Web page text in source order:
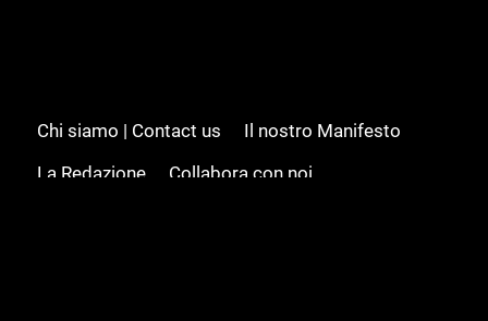
Chi siamo | Contact us
Il nostro Manifesto
La Redazione
Collabora con noi